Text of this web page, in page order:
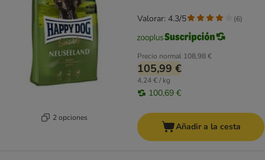
2 opciones
Precio normal 108,98 €
105,99 €
4,24 € / kg
100,69 €
Valorar: 4.3/5 (6)
Añadir a la cesta